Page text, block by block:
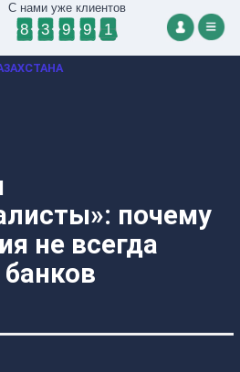
С нами уже клиентов
8 3 9 9 1
почему
не всегда